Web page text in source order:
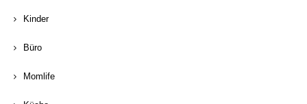
Kinder
Büro
Momlife